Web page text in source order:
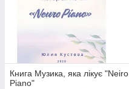
Книга Музика, яка лікує "Neiro
Piano"